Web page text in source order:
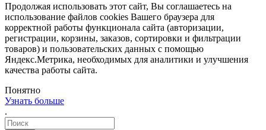
Продолжая использовать этот сайт, Вы соглашаетесь на
использование файлов cookies Вашего браузера для
корректной работы функционала сайта (авторизации,
регистрации, корзины, заказов, сортировки и фильтрации
товаров) и пользовательских данных с помощью
Яндекс.Метрика, необходимых для аналитики и улучшения
качества работы сайта.
Понятно
Узнать больше
.